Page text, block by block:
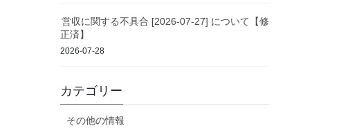
営収に関する不具合 [2026-07-27] について【修
正済】
2026-07-28
カテゴリー
その他の情報